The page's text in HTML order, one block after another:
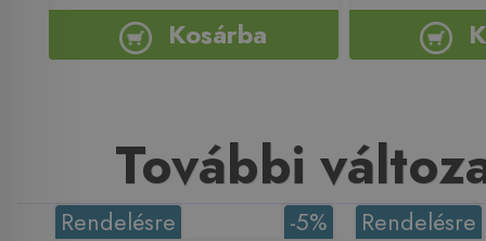
Kosárba
További
-5%
Rendelésre Rendelésre